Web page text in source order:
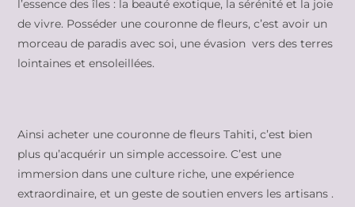
l’essence des îles : la beauté exotique, la sérénité et la joie
de vivre. Posséder une couronne de fleurs, c’est avoir un
morceau de paradis avec soi, une évasion vers des terres
lointaines et ensoleillées.
Ainsi acheter une couronne de fleurs Tahiti, c’est bien
plus qu’acquérir un simple accessoire. C’est une
immersion dans une culture riche, une expérience
extraordinaire, et un geste de soutien envers les artisans .